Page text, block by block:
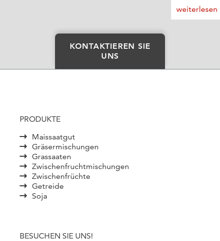
weiterlesen
KONTAKTIEREN SIE
UNS
PRODUKTE
Maissaatgut
Gräsermischungen
Grassaaten
Zwischenfruchtmischungen
Zwischenfrüchte
Getreide
Soja
BESUCHEN SIE UNS!